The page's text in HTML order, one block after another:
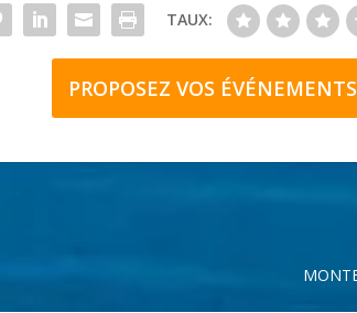
TAUX:
PROPOSEZ VOS ÉVÉNEMENTS